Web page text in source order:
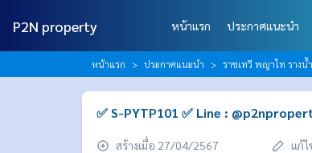
P2N property หน้าแรก ประกาศแนะนำ
หน้าแรก ประกาศแนะนำ ราชเทวี พญาไท รางน้
✅ S-PYTP101 ✅ Line :
สร้างเมื่อ 27/04/2567 แก้